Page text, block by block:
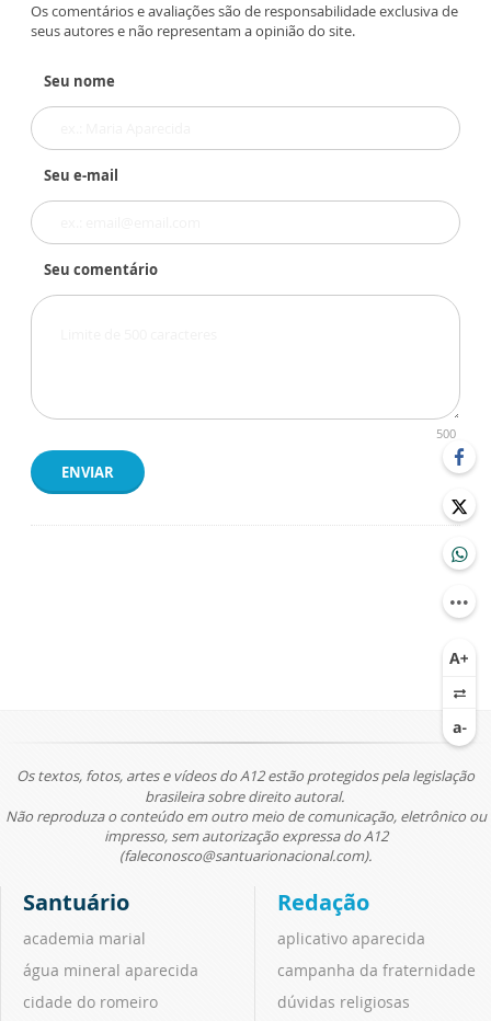
Os comentários e avaliações são de responsabilidade exclusiva de
seus autores e não representam a opinião do site.
Seu nome
Seu e-mail
Seu comentário
500
ENVIAR
Os textos, fotos, artes e vídeos do A12 estão protegidos pela legislação
brasileira sobre direito autoral.
Não reproduza o conteúdo em outro meio de comunicação, eletrônico ou
impresso, sem autorização expressa do A12
(faleconosco@santuarionacional.com).
Santuário
academia marial
água mineral aparecida
cidade do romeiro
Redação
aplicativo aparecida
campanha da fraternidade
dúvidas religiosas